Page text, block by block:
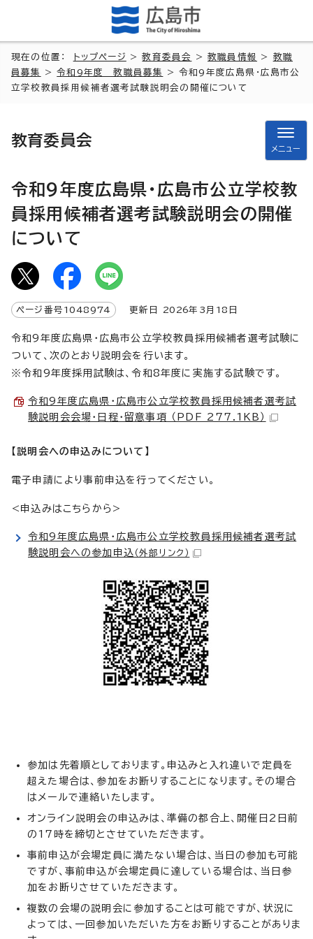
現在の位置： トップページ >教育委員会 >教職員情報 > 教職
員募集
>令和9年度 教職員募集
> 令和9年度広島県・広島市公
立学校教員採用候補者選考試験説明会の開催について
教育委員会
メニュー
令和9年度広島県・広島市公立学校教
員採用候補者選考試験説明会の開催
について
ページ番号 1048974 更新日 2026年3月 18 日
令和9年度広島県・広島市公立学校教員採用候補者選考試験に
ついて、次のとおり説明会を行います。
※令和9年度採用試験は、令和8年度に実施する試験です。
令和9年度広島県・広島市公立学校教員採用候補者選考試
験説明会会場・日程・留意事項 （PDF 277.1KB）
【説明会への申込みについて】
電子申請により事前申込を行ってください。
<申込みはこちらから>
令和9年度広島県・広島市公立学校教員採用候補者選考試
験説明会への参加申込 （外部リンク）
参加は先着順としております。申込みと入れ違いで定員を
超えた場合は、参加をお断りすることになります。その場合
はメールで連絡いたします。
オンライン説明会の申込みは、準備の都合上、開催日2日前
の17時を締切とさせていただきます。
事前申込が会場定員に満たない場合は、当日の参加も可能
ですが、事前申込が会場定員に達している場合は、当日参
加をお断りさせていただきます。
複数の会場の説明会に参加することは可能ですが、状況に
よっては、一回参加いただいた方をお断りすることがありま